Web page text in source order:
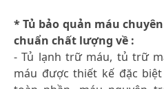
* Tủ bảo quản máu
chuẩn chất lượng về :
- Tủ lạnh trữ máu, tủ trữ
máu được thiết kế đặc